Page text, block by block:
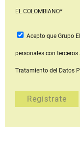
EL COLOMBIANO*
Acepto que Grupo
personales con
Tratamiento del Datos